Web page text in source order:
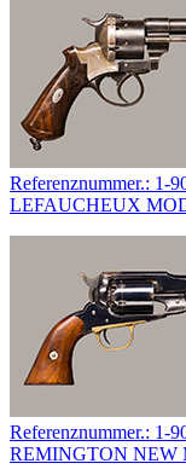
Referenznummer.: 1-
LEFAUCHEUX
Referenznummer.: 1-
REMINGTON NEW